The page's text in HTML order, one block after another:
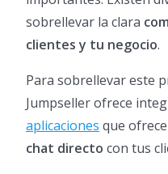
sobrellevar la clara
clientes y tu negocio.
Para sobrellevar este
Jumpseller ofrece
aplicaciones que
chat directo con tus